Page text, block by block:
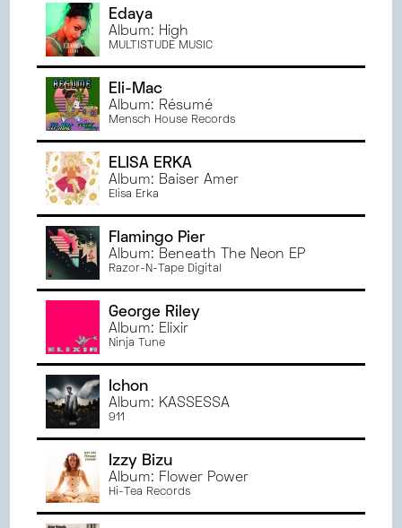
Edaya
Album: High
MULTISTUDE MUSIC
Eli-Mac
Album: Résumé
Mensch House Records
ELISA ERKA
Album: Baiser Amer
Elisa Erka
Flamingo Pier
Album: Beneath The Neon EP
Razor-N-Tape Digital
George Riley
Album: Elixir
Ninja Tune
Ichon
Album: KASSESSA
911
Izzy Bizu
Album: Flower Power
Hi-Tea Records